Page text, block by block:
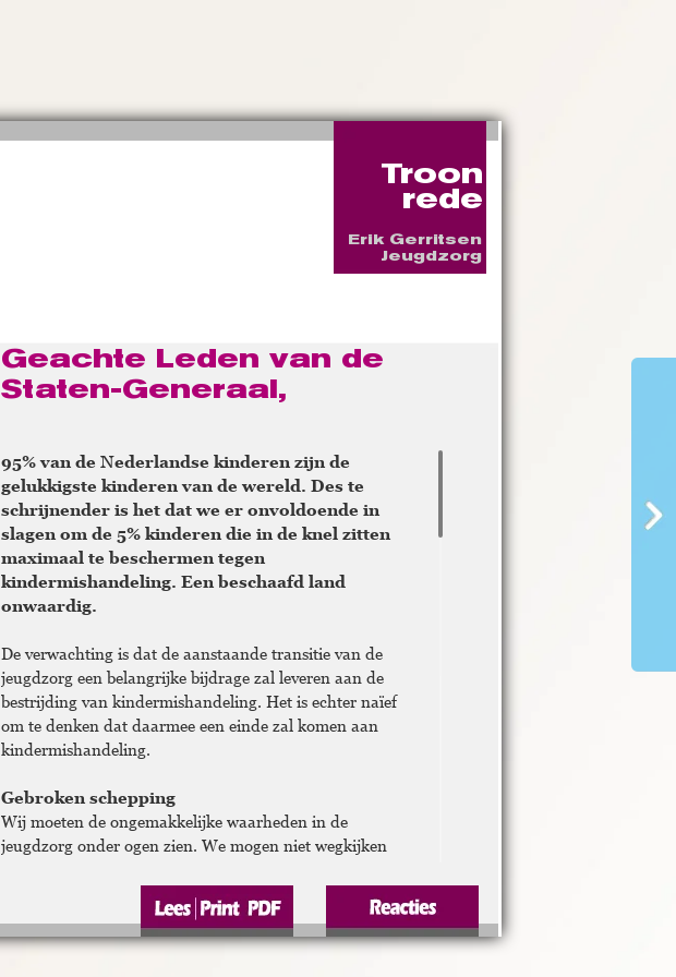
Erik Gerritsen
Jeugdzorg
Troon
rede
95% van de Nederlandse kinderen zijn de
gelukkigste kinderen van de wereld. Des te
schrijnender is het dat we er onvoldoende in
slagen om de 5% kinderen die in de knel zitten
maximaal te beschermen tegen
kindermishandeling. Een beschaafd land
onwaardig.
De verwachting is dat de aanstaande transitie van de
jeugdzorg een belangrijke bijdrage zal leveren aan de
bestrijding van kindermishandeling. Het is echter naïef
om te denken dat daarmee een einde zal komen aan
kindermishandeling.
Gebroken schepping
Wij moeten de ongemakkelijke waarheden in de
jeugdzorg onder ogen zien. We mogen niet wegkijken
om hun kinderen veilig te laten opgroeien vanwege -
vaak een combinatie van - verslavingsproblematiek,
psychiatrie, licht verstandelijke beperktheid, crimineel
Geachte Leden van de
Staten-Generaal,